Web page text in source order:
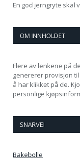
En god jerngryte skal
OM INNHOLDET
Flere av lenkene på
genererer provisjon
å har klikket på de.
personlige
SNARVEI
Bakebolle